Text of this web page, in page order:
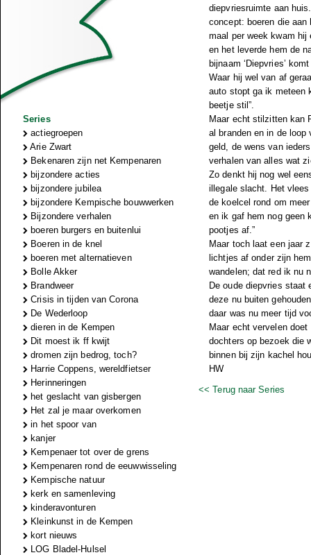
Series
actiegroepen
Arie Zwart
Bekenaren zijn net Kempenaren
bijzondere acties
bijzondere jubilea
bijzondere Kempische bouwwerken
Bijzondere verhalen
boeren burgers en buitenlui
Boeren in de knel
boeren met alternatieven
Bolle Akker
Brandweer
Crisis in tijden van Corona
De Wederloop
dieren in de Kempen
Dit moest ik ff kwijt
dromen zijn bedrog, toch?
Harrie Coppens, wereldfietser
Herinneringen
het geslacht van gisbergen
Het zal je maar overkomen
in het spoor van
kanjer
Kempenaer tot over de grens
Kempenaren rond de eeuwwisseling
Kempische natuur
kerk en samenleving
kinderavonturen
Kleinkunst in de Kempen
kort nieuws
LOG Bladel-Hulsel
diepvriesruimte aan
concept: boeren die
maal per week kwam hij
en het leverde hem de
bijnaam ‘Diepvries’
Waar hij wel van af
auto stopt ga ik meteen
beetje stil”.
Maar echt stilzitten kan
al branden en in de loop
geld, de wens van
verhalen van alles wat
Zo denkt hij nog wel
illegale slacht. Het
de koelcel rond om
en ik gaf hem nog geen
pootjes af.”
Maar toch laat een jaar
lichtjes af onder zijn
wandelen; dat red ik nu
De oude diepvries staat
deze nu buiten
daar was nu meer tijd
Maar echt vervelen
dochters op bezoek die
binnen bij zijn kachel
HW
<< Terug naar Series